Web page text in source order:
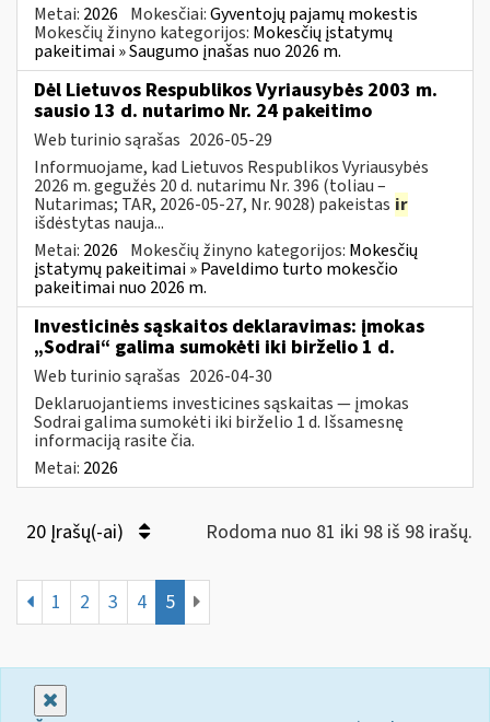
Metai: 2026 Mokesčiai:Gyventojų pajamų mokestis
Mokesčių žinyno kategorijos: Mokesčių įstatymų
pakeitimai » Saugumo įnašas nuo 2026 m.
Dėl Lietuvos Respublikos Vyriausybės 2003 m.
sausio 13 d. nutarimo Nr. 24 pakeitimo
Web turinio sąrašas 2026-05-29
Informuojame, kad Lietuvos Respublikos Vyriausybės
2026 m. gegužės 20 d. nutarimu Nr. 396 (toliau –
Nutarimas; TAR, 2026-05-27, Nr. 9028) pakeistas ir
išdėstytas nauja...
Metai: 2026 Mokesčių žinyno kategorijos: Mokesčių
įstatymų pakeitimai » Paveldimo turto mokesčio
pakeitimai nuo 2026 m.
Investicinės sąskaitos deklaravimas: įmokas
„Sodrai“ galima sumokėti iki birželio 1 d.
Web turinio sąrašas 2026-04-30
Deklaruojantiems investicines sąskaitas — įmokas
Sodrai galima sumokėti iki birželio 1 d. Išsamesnę
informaciją rasite čia.
Metai: 2026
20 Įrašų(-ai) Rodoma nuo 81 iki 98 iš 98 irašų.
1 2 3 4 5